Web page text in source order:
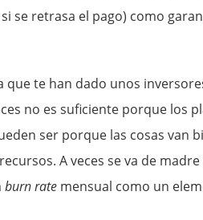
se retrasa el pago) como
que te han dado unos
no es suficiente porque los
ser porque las cosas van
A veces se va de
burn rate mensual como un